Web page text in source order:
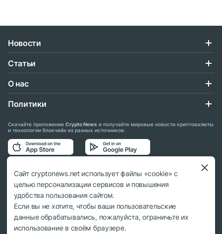
Новости
Статьи
О нас
Политики
Скачайте приложение Crypto News и получайте мировые новости криптовалюты
и технологии блокчейн из разных источников:
Подписывайтесь на нас в социальных сетях:
© 2018 - 2026 Crypto News. При использовании материалов ссылка на
cryptonews.net обязательна.
Сайт cryptonews.net использует файлы «cookie» с
целью персонализации сервисов и повышения
удобства пользования сайтом.
Если вы не хотите, чтобы ваши пользовательские
данные обрабатывались, пожалуйста, ограничьте их
использование в своём браузере.